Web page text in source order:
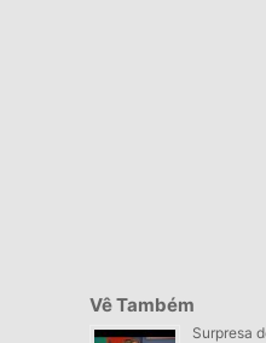
Vê Também
Surpresa